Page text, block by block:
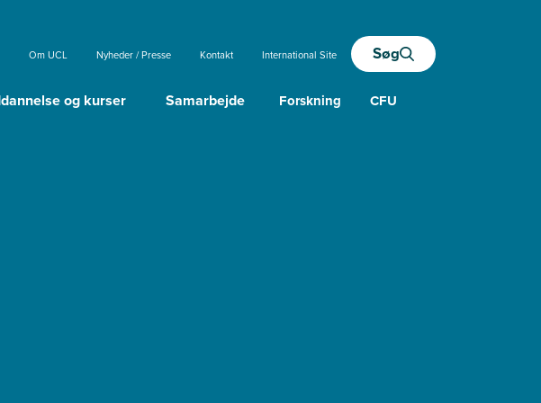
Om UCL Nyheder / Presse Kontakt International Site Søg
og kurser Samarbejde Forskning CFU